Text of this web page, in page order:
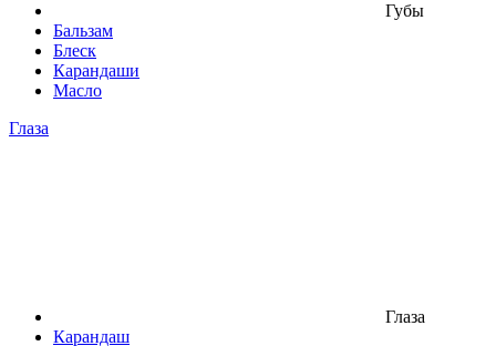
Губы
Бальзам
Блеск
Карандаши
Масло
Глаза
Глаза
Карандаш